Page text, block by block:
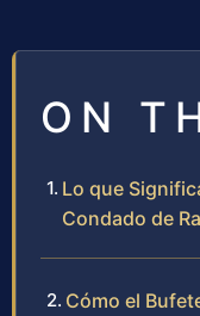
ON
Lo que
Condado de
Cómo el